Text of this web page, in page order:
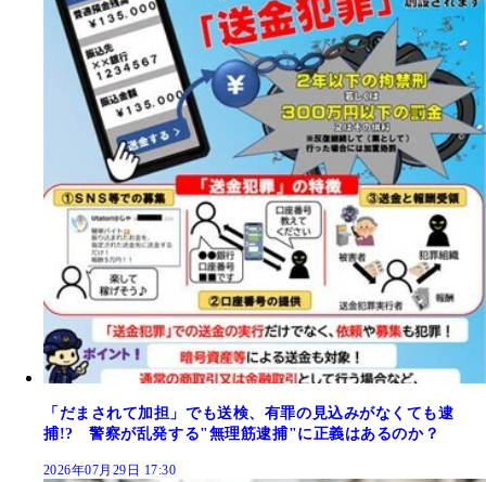
「だまされて加担」でも送検、有罪の見込みがなくても逮
捕!? 警察が乱発する"無理筋逮捕"に正義はあるのか？
2026年07月29日 17:30